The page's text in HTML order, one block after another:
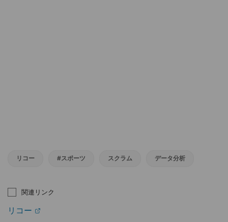
リコー #スポーツ スクラム データ分析
関連リンク
リコー